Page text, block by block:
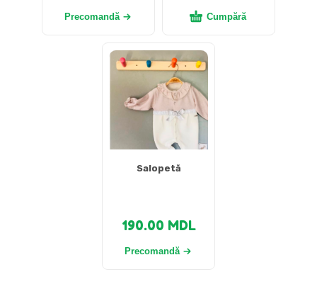
Precomandă Cumpără
Salopetă
190.00 MDL
Precomandă